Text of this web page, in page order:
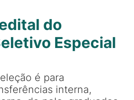
do
Especial
é para
interna,